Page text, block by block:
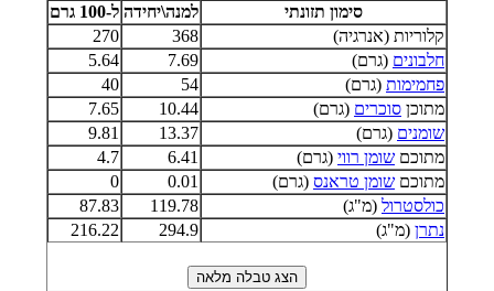
סימון תזונתי למנה\יחידה ל-100 גרם
קלוריות (אנרגיה)
368
270
חלבונים (גרם) 7.69
5.64
פחמימות (גרם) 54
40
מתוכן סוכרים (גרם) 10.44
7.65
שומנים (גרם) 13.37
9.81
מתוכם שומן רווי (גרם) 6.41
4.7
מתוכם שומן טראנס (גרם) 0.01
0
כולסטרול (מ"ג) 119.78
87.83
נתרן (מ"ג) 294.9
216.22